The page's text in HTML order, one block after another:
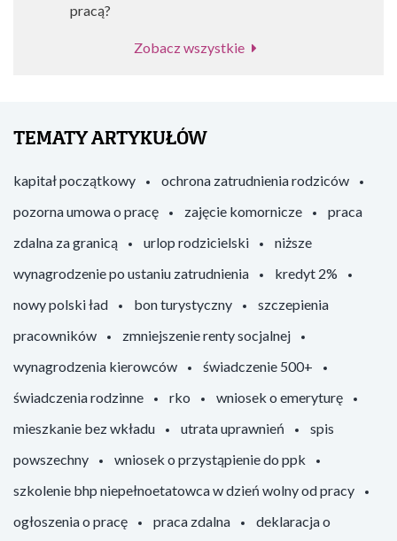
pracą?
Zobacz wszystkie
TEMATY ARTYKUŁÓW
kapitał początkowy
ochrona zatrudnienia rodziców
pozorna umowa o pracę
zajęcie komornicze
praca
zdalna za granicą
urlop rodzicielski
niższe
wynagrodzenie po ustaniu zatrudnienia
kredyt 2%
nowy polski ład
bon turystyczny
szczepienia
pracowników
zmniejszenie renty socjalnej
wynagrodzenia kierowców
świadczenie 500+
świadczenia rodzinne
rko
wniosek o emeryturę
mieszkanie bez wkładu
utrata uprawnień
spis
powszechny
wniosek o przystąpienie do ppk
szkolenie bhp niepełnoetatowca w dzień wolny od pracy
ogłoszenia o pracę
praca zdalna deklaracja o